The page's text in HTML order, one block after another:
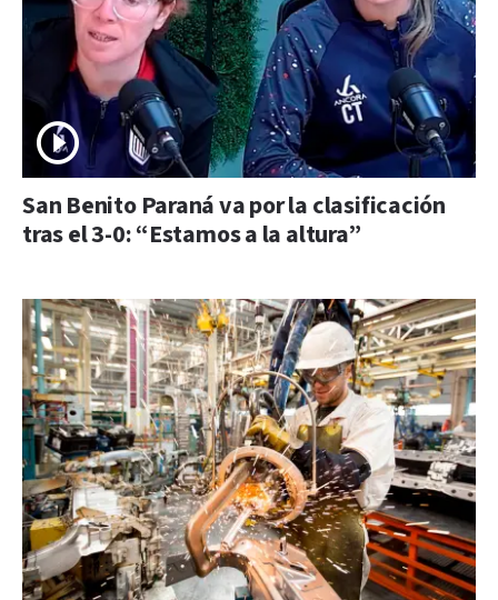
San Benito Paraná va por la clasificación
tras el 3-0: “Estamos a la altura”